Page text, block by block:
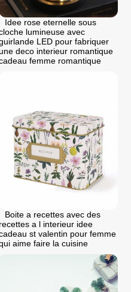
Idee rose eternelle sous
lumineuse avec
LED pour fabriquer
deco interieur romantique
femme romantique
Boite a recettes avec des
recettes a l interieur idee
st valentin pour femme
aime faire la cuisine